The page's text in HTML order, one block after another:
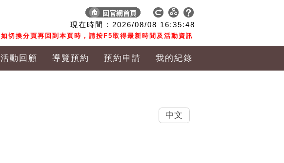
現在時間 : 2026/08/08 16:35:48
如切換分頁再回到本頁時，請按F5取得最新時間及活動資訊
活動回顧 導覽預約 預約申請 我的紀錄